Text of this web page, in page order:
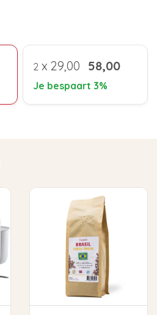
2 x 29,00 58,00
Je bespaart 3%